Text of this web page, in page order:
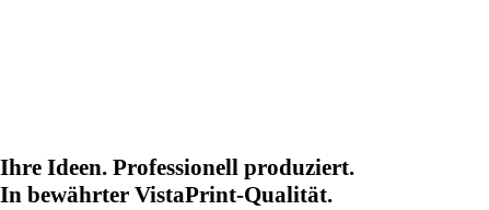
Ihre Ideen. Professionell produziert.
In bewährter VistaPrint-Qualität.